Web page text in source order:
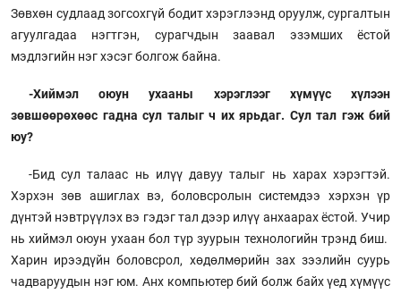
Зөвхөн судлаад зогсохгүй бодит хэрэглээнд оруулж, сургалтын
агуулгадаа нэгтгэн, сурагчдын заавал эзэмших ёстой
мэдлэгийн нэг хэсэг болгож байна.
-Хиймэл оюун ухааны хэрэглээг хүмүүс хүлээн
зөвшөөрөхөөс гадна сул талыг ч их ярьдаг. Сул тал гэж бий
юу?
-Бид сул талаас нь илүү давуу талыг нь харах хэрэгтэй.
Хэрхэн зөв ашиглах вэ, боловсролын системдээ хэрхэн үр
дүнтэй нэвтрүүлэх вэ гэдэг тал дээр илүү анхаарах ёстой. Учир
нь хиймэл оюун ухаан бол түр зуурын технологийн трэнд биш.
Харин ирээдүйн боловсрол, хөдөлмөрийн зах зээлийн суурь
чадваруудын нэг юм. Анх компьютер бий болж байх үед хүмүүс